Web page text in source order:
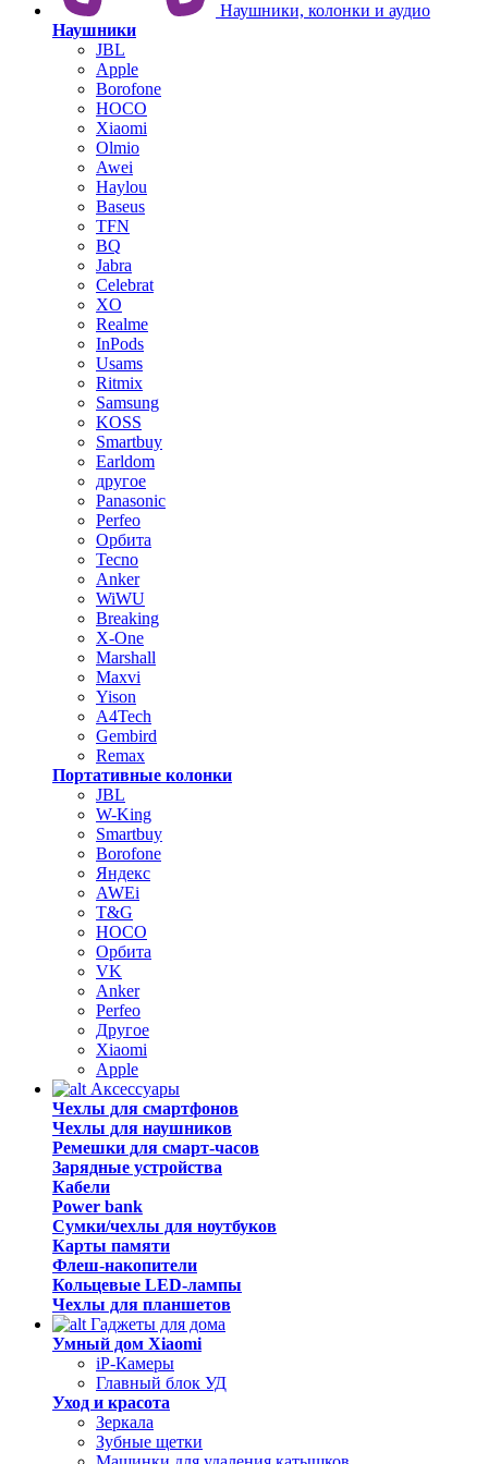
Наушники, колонки и аудио
Наушники
JBL
Apple
Borofone
HOCO
Xiaomi
Olmio
Awei
Haylou
Baseus
TFN
BQ
Jabra
Celebrat
XO
Realme
InPods
Usams
Ritmix
Samsung
KOSS
Smartbuy
Earldom
другое
Panasonic
Perfeo
Орбита
Tecno
Anker
WiWU
Breaking
X-One
Marshall
Maxvi
Yison
A4Tech
Gembird
Remax
Портативные колонки
JBL
W-King
Smartbuy
Borofone
Яндекс
AWEi
T&G
HOCO
Орбита
VK
Anker
Perfeo
Другое
Xiaomi
Apple
Аксессуары
Чехлы для смартфонов
Чехлы для наушников
Ремешки для смарт-часов
Зарядные устройства
Кабели
Power bank
Сумки/чехлы для ноутбуков
Карты памяти
Флеш-накопители
Кольцевые LED-лампы
Чехлы для планшетов
Гаджеты для дома
Умный дом Xiaomi
iP-Камеры
Главный блок УД
Уход и красота
Зеркала
Зубные щетки